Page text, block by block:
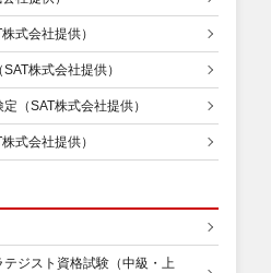
式会社提供）
株式会社提供）
（SAT株式会社提供）
式会社提供）
ジスト資格試験（中級・上